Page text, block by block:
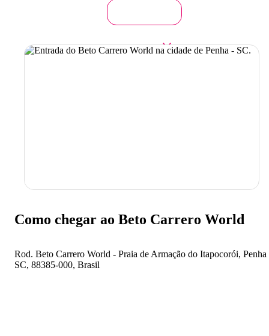
Tigor Mountain, as Xícaras Malucas, Roda-Gigante, sem contar
7 shows ao vivo que acontecem no parque.
Além dos brinquedos, das apresentações e das áreas temáticas, o
Como chegar ao Beto Carrero World
Rod. Beto Carrero World - Praia de Armação do Itapocorói, Penha
SC, 88385-000, Brasil